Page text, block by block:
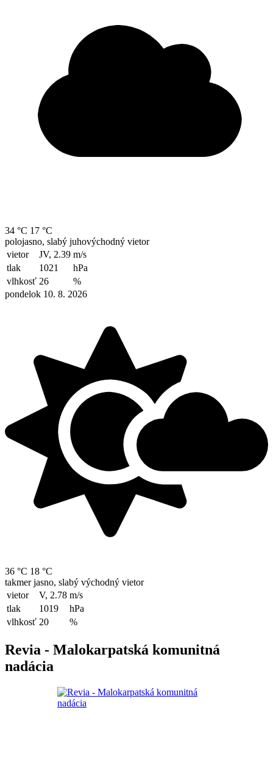
34 °C 17 °C
polojasno, slabý juhovýchodný vietor
vietor
JV, 2.39 m/s
tlak
1021
hPa
vlhkosť 26
%
pondelok 10. 8. 2026
36 °C 18 °C
takmer jasno, slabý východný vietor
vietor
V, 2.78 m/s
tlak
1019
hPa
vlhkosť 20 %
Revia - Malokarpatská komunitná
nadácia